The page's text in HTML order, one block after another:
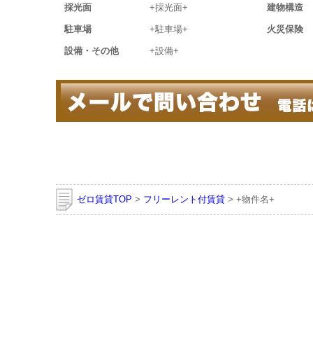
採光面 +採光面+ 建物構造
駐車場 +駐車場+ 火災保険
設備・その他 +設備+
ゼロ賃貸TOP > フリーレント付賃貸 > +物件名+